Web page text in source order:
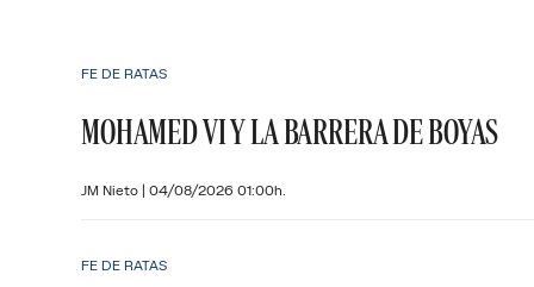
FE DE RATAS
MOHAMED VI Y LA BARRERA DE BOYAS
JM Nieto | 04/08/2026 01:00h.
FE DE RATAS